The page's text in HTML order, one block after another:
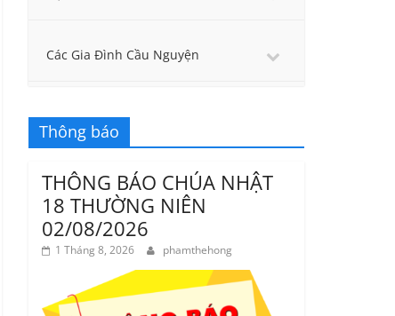
Các Gia Đình Cầu Nguyện
Thông báo
THÔNG BÁO CHÚA NHẬT
18 THƯỜNG NIÊN
02/08/2026
1 Tháng 8, 2026 phamthehong